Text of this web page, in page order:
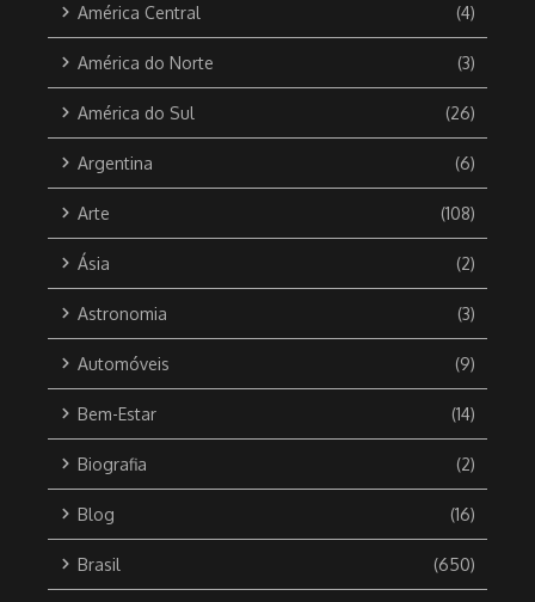
América Central (4)
América do Norte (3)
América do Sul (26)
Argentina (6)
Arte (108)
Ásia (2)
Astronomia (3)
Automóveis (9)
Bem-Estar (14)
Biografia (2)
Blog (16)
Brasil (650)